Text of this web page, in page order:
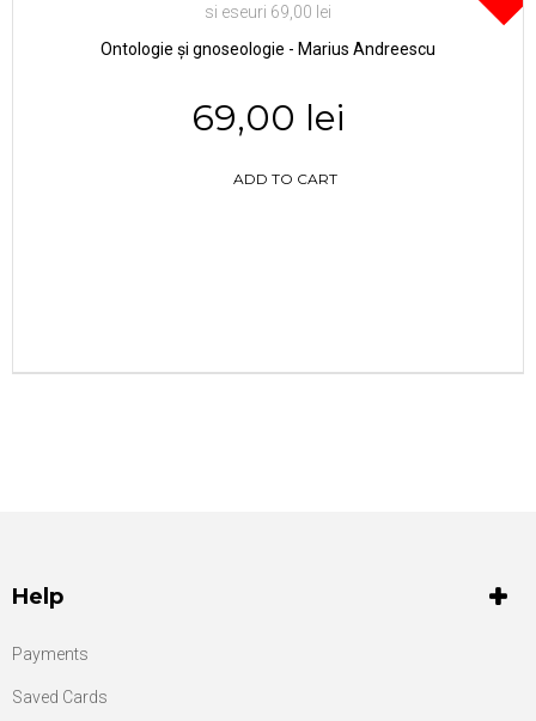
Ontologie și gnoseologie - Marius Andreescu
69,00 lei
ADD TO CART
Help
Payments
Saved Cards